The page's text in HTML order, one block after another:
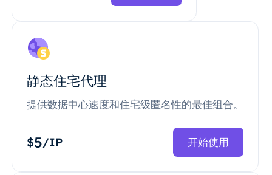
静态住宅代理
提供数据中心速度和住宅级匿名性的最佳组合。
$5/IP 开始使用